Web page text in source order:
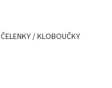
ČELENKY / KLOBOUČKY